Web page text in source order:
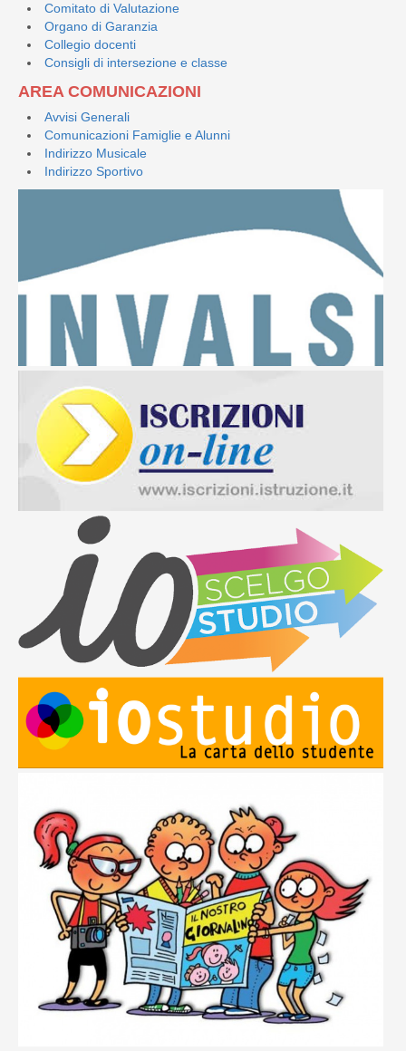
Comitato di Valutazione
Organo di Garanzia
Collegio docenti
Consigli di intersezione e classe
AREA COMUNICAZIONI
Avvisi Generali
Comunicazioni Famiglie e Alunni
Indirizzo Musicale
Indirizzo Sportivo